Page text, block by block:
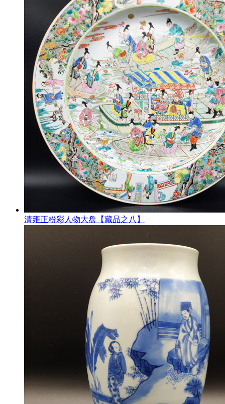
清雍正粉彩人物大盘【藏品之八】